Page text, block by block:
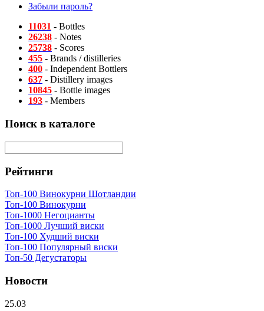
Забыли пароль?
11031 - Bottles
26238 - Notes
25738 - Scores
455 - Brands / distilleries
400 - Independent Bottlers
637 - Distillery images
10845 - Bottle images
193 - Members
Поиск в каталоге
Рейтинги
Топ-100 Винокурни Шотландии
Топ-100 Винокурни
Топ-1000 Негоцианты
Топ-1000 Лучший виски
Топ-100 Худший виски
Топ-100 Популярный виски
Топ-50 Дегустаторы
Новости
25.03